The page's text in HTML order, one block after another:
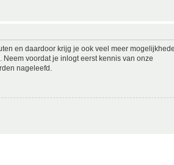
en daardoor krijg je ook veel meer
voordat je inlogt eerst kennis van onze
nageleefd.